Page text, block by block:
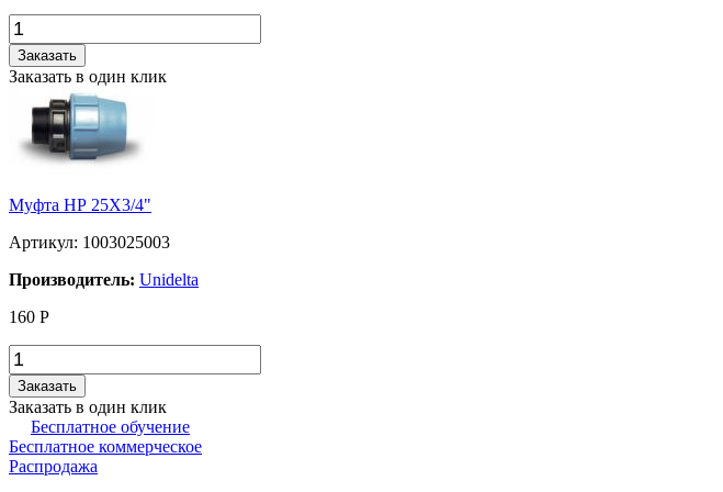
Заказать
Заказать в один клик
Муфта НР 25Х3/4"
Артикул: 1003025003
Производитель: Unidelta
160 Р
Заказать
Заказать в один клик
Бесплатное обучение
Бесплатное коммерческое
Распродажа